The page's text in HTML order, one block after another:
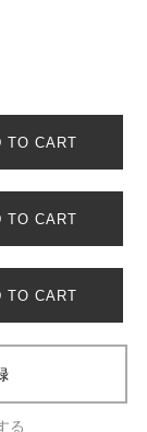
CART
CART
CART
る